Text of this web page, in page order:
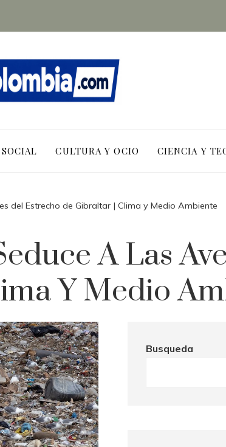
CULTURA Y OCIO CIENCIA Y
del Estrecho de Gibraltar | Clima y Medio Ambiente
A Las
Y Medio
Busqueda